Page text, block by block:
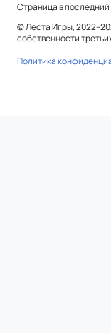
Страница в последний
© Леста Игры,
собственности
Политика